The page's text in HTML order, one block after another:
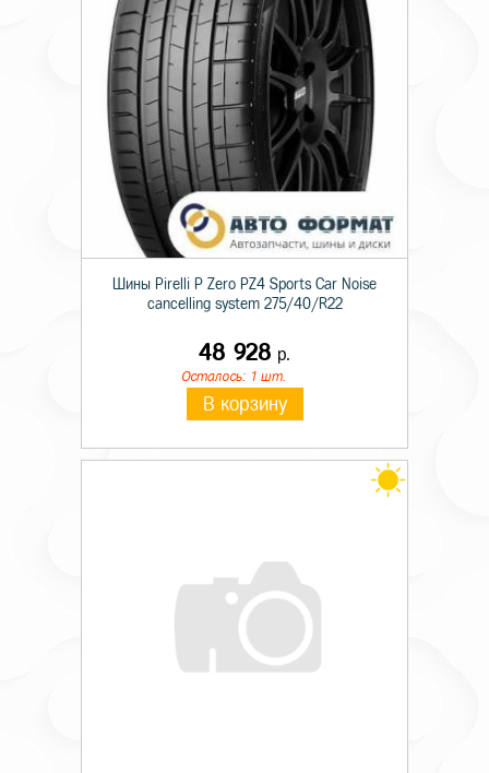
Шины Pirelli P Zero PZ4 Sports Car Noise
cancelling system 275/40/R22
48 928 р.
Осталось: 1 шт.
В корзину